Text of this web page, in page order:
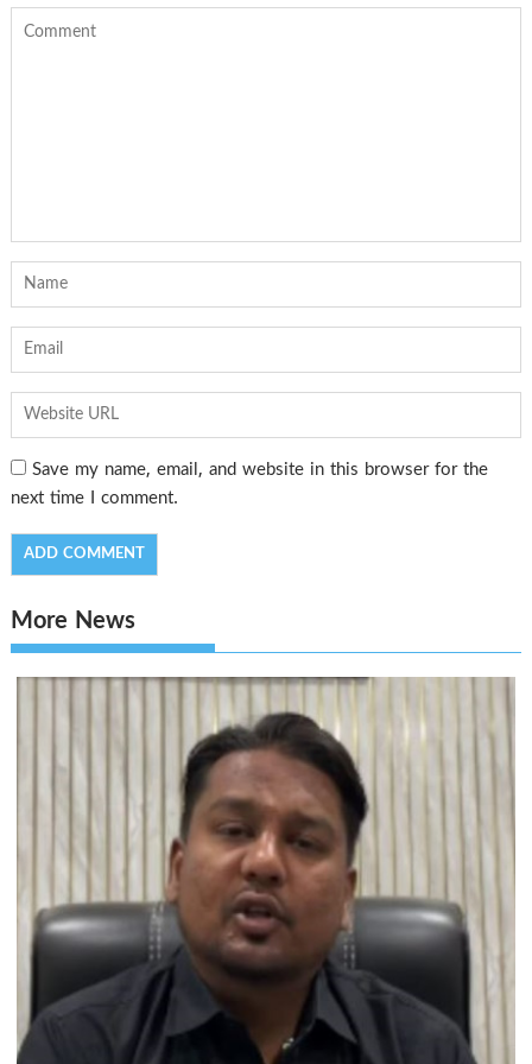
Save my name, email, and website in this browser for the
next time I comment.
More News